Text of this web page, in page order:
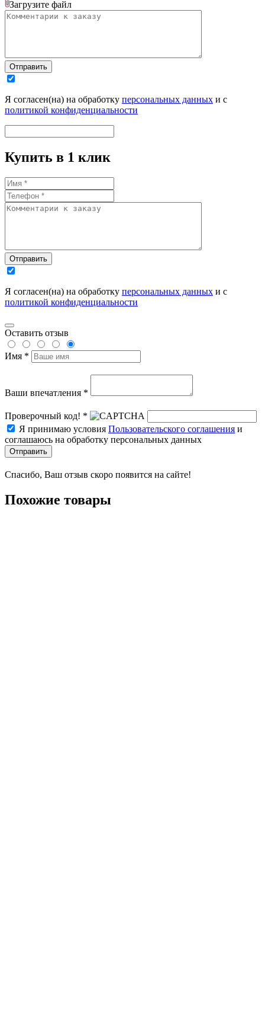
Загрузите файл
Отправить
Я согласен(на) на обработку персональных данных и с
политикой конфиденциальности
Купить в 1 клик
Отправить
Я согласен(на) на обработку персональных данных и с
политикой конфиденциальности
Оставить отзыв
Имя *
Ваши впечатления *
Проверочный код! *
Я принимаю условия Пользовательского соглашения и
соглашаюсь на обработку персональных данных
Отправить
Спасибо, Ваш отзыв скоро появится на сайте!
Похожие товары